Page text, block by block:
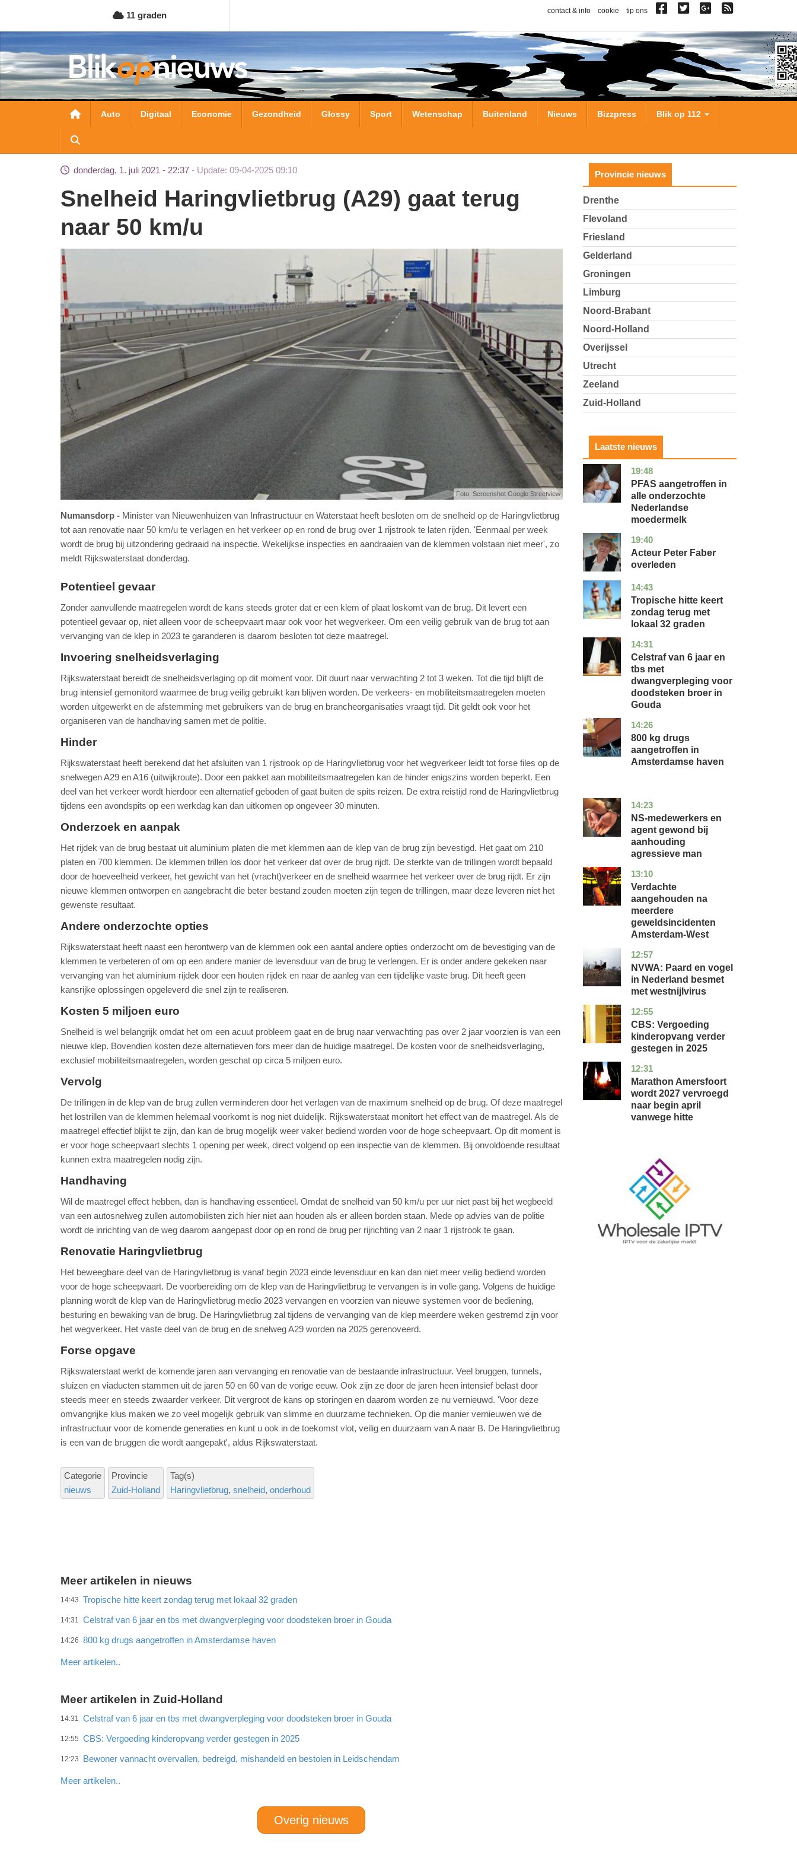
naar
de
inhoud
gaan
11 graden contact & info cookie tip ons
Hoofdnavigatie
Auto Digitaal Economie Gezondheid Glossy Sport Wetenschap Buitenland Nieuws Bizzpress Blik op 112
donderdag, 1. juli 2021 - 22:37 Update: 09-04-2025 09:10
Snelheid Haringvlietbrug (A29) gaat terug
naar 50 km/u
Foto: Screenshot Google Streetview
Numansdorp
Minister van Nieuwenhuizen van Infrastructuur en Waterstaat heeft besloten om de snelheid op de Haringvlietbrug
tot aan renovatie naar 50 km/u te verlagen en het verkeer op en rond de brug over 1 rijstrook te laten rijden. 'Eenmaal per week
wordt de brug bij uitzondering gedraaid na inspectie. Wekelijkse inspecties en aandraaien van de klemmen volstaan niet meer', zo
meldt Rijkswaterstaat donderdag.
Potentieel gevaar
Zonder aanvullende maatregelen wordt de kans steeds groter dat er een klem of plaat loskomt van de brug. Dit levert een
potentieel gevaar op, niet alleen voor de scheepvaart maar ook voor het wegverkeer. Om een veilig gebruik van de brug tot aan
vervanging van de klep in 2023 te garanderen is daarom besloten tot deze maatregel.
Invoering snelheidsverlaging
Rijkswaterstaat bereidt de snelheidsverlaging op dit moment voor. Dit duurt naar verwachting 2 tot 3 weken. Tot die tijd blijft de
brug intensief gemonitord waarmee de brug veilig gebruikt kan blijven worden. De verkeers- en mobiliteitsmaatregelen moeten
worden uitgewerkt en de afstemming met gebruikers van de brug en brancheorganisaties vraagt tijd. Dit geldt ook voor het
organiseren van de handhaving samen met de politie.
Hinder
Rijkswaterstaat heeft berekend dat het afsluiten van 1 rijstrook op de Haringvlietbrug voor het wegverkeer leidt tot forse files op de
snelwegen A29 en A16 (uitwijkroute). Door een pakket aan mobiliteitsmaatregelen kan de hinder enigszins worden beperkt. Een
deel van het verkeer wordt hierdoor een alternatief geboden of gaat buiten de spits reizen. De extra reistijd rond de Haringvlietbrug
tijdens een avondspits op een werkdag kan dan uitkomen op ongeveer 30 minuten.
Onderzoek en aanpak
Het rijdek van de brug bestaat uit aluminium platen die met klemmen aan de klep van de brug zijn bevestigd. Het gaat om 210
platen en 700 klemmen. De klemmen trillen los door het verkeer dat over de brug rijdt. De sterkte van de trillingen wordt bepaald
door de hoeveelheid verkeer, het gewicht van het (vracht)verkeer en de snelheid waarmee het verkeer over de brug rijdt. Er zijn
nieuwe klemmen ontworpen en aangebracht die beter bestand zouden moeten zijn tegen de trillingen, maar deze leveren niet het
gewenste resultaat.
Andere onderzochte opties
Rijkswaterstaat heeft naast een herontwerp van de klemmen ook een aantal andere opties onderzocht om de bevestiging van de
klemmen te verbeteren of om op een andere manier de levensduur van de brug te verlengen. Er is onder andere gekeken naar
vervanging van het aluminium rijdek door een houten rijdek en naar de aanleg van een tijdelijke vaste brug. Dit heeft geen
kansrijke oplossingen opgeleverd die snel zijn te realiseren.
Kosten 5 miljoen euro
Snelheid is wel belangrijk omdat het om een acuut probleem gaat en de brug naar verwachting pas over 2 jaar voorzien is van een
nieuwe klep. Bovendien kosten deze alternatieven fors meer dan de huidige maatregel. De kosten voor de snelheidsverlaging,
exclusief mobiliteitsmaatregelen, worden geschat op circa 5 miljoen euro.
Vervolg
De trillingen in de klep van de brug zullen verminderen door het verlagen van de maximum snelheid op de brug. Of deze maatregel
het lostrillen van de klemmen helemaal voorkomt is nog niet duidelijk. Rijkswaterstaat monitort het effect van de maatregel. Als de
maatregel effectief blijkt te zijn, dan kan de brug mogelijk weer vaker bediend worden voor de hoge scheepvaart. Op dit moment is
er voor hoge scheepvaart slechts 1 opening per week, direct volgend op een inspectie van de klemmen. Bij onvoldoende resultaat
kunnen extra maatregelen nodig zijn.
Handhaving
Wil de maatregel effect hebben, dan is handhaving essentieel. Omdat de snelheid van 50 km/u per uur niet past bij het wegbeeld
van een autosnelweg zullen automobilisten zich hier niet aan houden als er alleen borden staan. Mede op advies van de politie
wordt de inrichting van de weg daarom aangepast door op en rond de brug per rijrichting van 2 naar 1 rijstrook te gaan.
Renovatie Haringvlietbrug
Het beweegbare deel van de Haringvlietbrug is vanaf begin 2023 einde levensduur en kan dan niet meer veilig bediend worden
voor de hoge scheepvaart. De voorbereiding om de klep van de Haringvlietbrug te vervangen is in volle gang. Volgens de huidige
planning wordt de klep van de Haringvlietbrug medio 2023 vervangen en voorzien van nieuwe systemen voor de bediening,
besturing en bewaking van de brug. De Haringvlietbrug zal tijdens de vervanging van de klep meerdere weken gestremd zijn voor
het wegverkeer. Het vaste deel van de brug en de snelweg A29 worden na 2025 gerenoveerd.
Forse opgave
Rijkswaterstaat werkt de komende jaren aan vervanging en renovatie van de bestaande infrastructuur. Veel bruggen, tunnels,
sluizen en viaducten stammen uit de jaren 50 en 60 van de vorige eeuw. Ook zijn ze door de jaren heen intensief belast door
steeds meer en steeds zwaarder verkeer. Dit vergroot de kans op storingen en daarom worden ze nu vernieuwd. 'Voor deze
omvangrijke klus maken we zo veel mogelijk gebruik van slimme en duurzame technieken. Op die manier vernieuwen we de
infrastructuur voor de komende generaties en kunt u ook in de toekomst vlot, veilig en duurzaam van A naar B. De Haringvlietbrug
is een van de bruggen die wordt aangepakt', aldus Rijkswaterstaat.
Categorie
nieuws
Provincie
Zuid-Holland
Tag(s)
Haringvlietbrug snelheid onderhoud
Meer artikelen in nieuws
14:43 Tropische hitte keert zondag terug met lokaal 32 graden
14:31 Celstraf van 6 jaar en tbs met dwangverpleging voor doodsteken broer in Gouda
14:26 800 kg drugs aangetroffen in Amsterdamse haven
Meer artikelen..
Meer artikelen in Zuid-Holland
14:31 Celstraf van 6 jaar en tbs met dwangverpleging voor doodsteken broer in Gouda
12:55 CBS: Vergoeding kinderopvang verder gestegen in 2025
12:23 Bewoner vannacht overvallen, bedreigd, mishandeld en bestolen in Leidschendam
Meer artikelen..
Overig nieuws
Provincie nieuws
Drenthe
Flevoland
Friesland
Gelderland
Groningen
Limburg
Noord-Brabant
Noord-Holland
Overijssel
Utrecht
Zeeland
Zuid-Holland
Laatste nieuws
19:48
utrecht
gezondheid
PFAS aangetroffen in
alle onderzochte
Nederlandse
moedermelk
19:40
noord-
holland
glossy
Acteur Peter Faber
overleden
14:43
utrecht
nieuws
Tropische hitte keert
zondag terug met
lokaal 32 graden
14:31
zuid-
holland
nieuws
Celstraf van 6 jaar en
tbs met
dwangverpleging voor
doodsteken broer in
Gouda
14:26
noord-
holland
nieuws
800 kg drugs
aangetroffen in
Amsterdamse haven
14:23
flevoland
nieuws
NS-medewerkers en
agent gewond bij
aanhouding
agressieve man
13:10
noord-
holland
nieuws
Verdachte
aangehouden na
meerdere
geweldsincidenten
Amsterdam-West
12:57
utrecht
nieuws
NVWA: Paard en vogel
in Nederland besmet
met westnijlvirus
12:55
zuid-
holland
economie
CBS: Vergoeding
kinderopvang verder
gestegen in 2025
12:31
utrecht
nieuws
Marathon Amersfoort
wordt 2027 vervroegd
naar begin april
vanwege hitte